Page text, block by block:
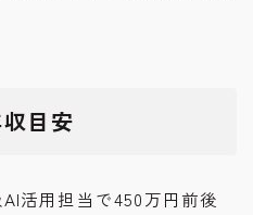
目安
活用担当で450万円前後